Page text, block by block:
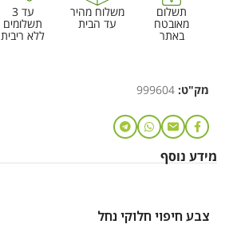
תשלום
מאובטח
באתר
משלוח מהיר
עד הבית
עד 3
תשלומים
ללא ריבית
מק"ט: 999604
מידע נוסף
צבע חיפוי חלוקי נחל